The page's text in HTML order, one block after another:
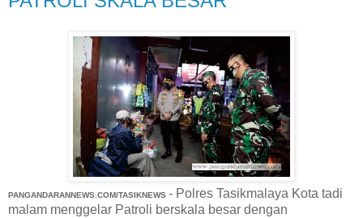
PANGANDARANNEWS.COM/TASIKNEWS - Polres Tasikmalaya Kota tadi
malam menggelar Patroli berskala besar dengan